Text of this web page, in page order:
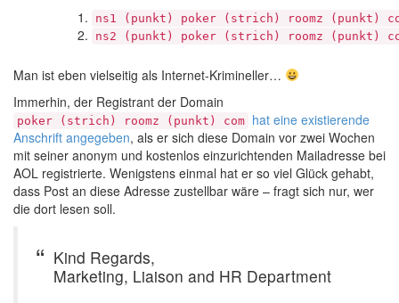
ns1 (punkt) poker (strich) roomz (punkt)
ns2 (punkt) poker (strich) roomz (punkt)
Man ist eben vielseitig als Internet-Krimineller…
Immerhin, der Registrant der Domain
poker (strich) roomz (punkt) com hat eine existierende
Anschrift angegeben, als er sich diese Domain vor zwei Wochen
mit seiner anonym und kostenlos einzurichtenden Mailadresse bei
AOL registrierte. Wenigstens einmal hat er so viel Glück gehabt,
dass Post an diese Adresse zustellbar wäre – fragt sich nur, wer
die dort lesen soll.
Kind Regards,
Marketing, Liaison and HR Department